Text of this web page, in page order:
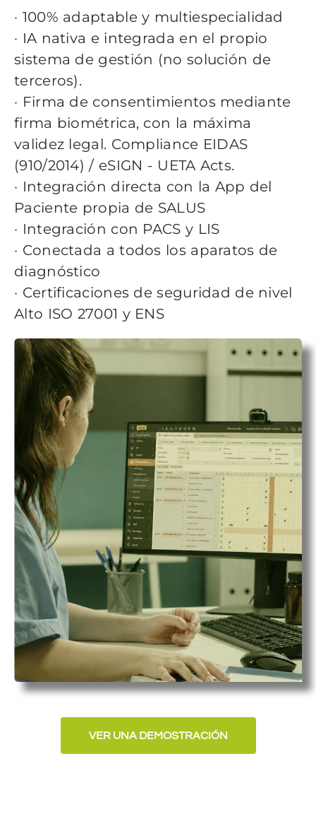
· 100% adaptable y multiespecialidad
· IA nativa e integrada en el propio
sistema de gestión (no solución de
terceros).
· Firma de consentimientos mediante
firma biométrica, con la máxima
validez legal. Compliance EIDAS
(910/2014) / eSIGN - UETA Acts.
· Integración directa con la App del
Paciente propia de SALUS
· Integración con PACS y LIS
· Conectada a todos los aparatos de
diagnóstico
· Certificaciones de seguridad de nivel
Alto ISO 27001 y ENS
VER UNA DEMOSTRACIÓN